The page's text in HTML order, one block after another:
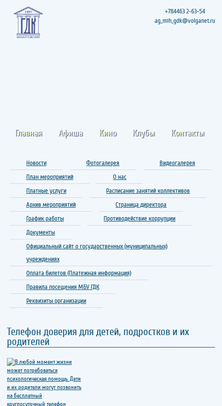
+784463 2-63-54
ag_mih_gdk@volganet.ru
Главная Афиша Кино Клубы Контакты
Новости Фотогалерея
Видеогалерея
План мероприятий
О нас
Платные услуги
Расписание занятий коллективов
Архив мероприятий
Страница директора
График работы
Противодействие коррупции
Документы
Официальный сайт о государственных (муниципальных)
учреждениях
Оплата билетов (Платежная информация)
Правила посещения МБУ ГДК
Реквизиты организации
Телефон доверия для детей, подростков и их
родителей